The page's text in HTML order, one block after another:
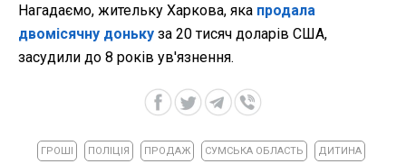
Нагадаємо, жительку Харкова, яка продала
двомісячну доньку за 20 тисяч доларів США,
засудили до 8 років ув'язнення.
ГРОШІ ПОЛІЦІЯ ПРОДАЖ СУМСЬКА ОБЛАСТЬ ДИТИНА